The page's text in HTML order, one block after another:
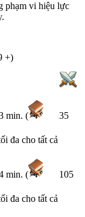
phạm vi hiệu lực
+)
min. (
35
đa cho tất cả
min. (
105
đa cho tất cả